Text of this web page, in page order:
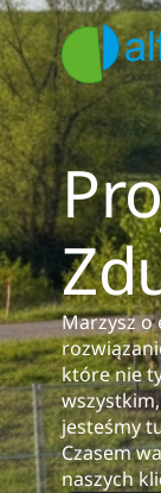
Marzysz o
które nie
jesteśmy
Czasem
naszych